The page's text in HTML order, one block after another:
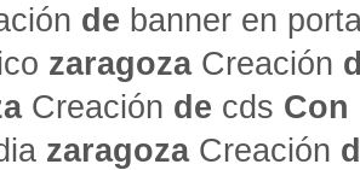
de banner en
zaragozaCreación
Creación de cds Con
zaragozaCreación